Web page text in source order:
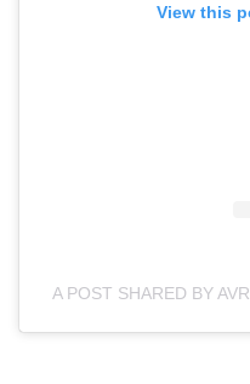
View this
A POST SHARED BY